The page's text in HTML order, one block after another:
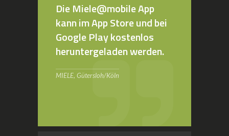
Die Miele@mobile App
kann im App Store und bei
Google Play kostenlos
heruntergeladen werden.
MIELE, Gütersloh/Köln